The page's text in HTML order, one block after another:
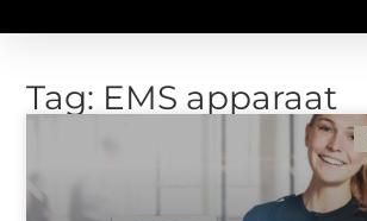
Tag: EMS apparaat